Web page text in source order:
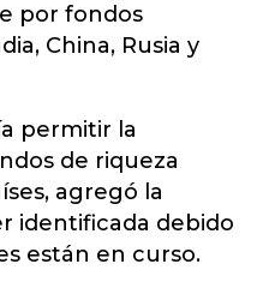
por fondos
China, Rusia y
permitir la
de riqueza
agregó la
identificada debido
están en curso.